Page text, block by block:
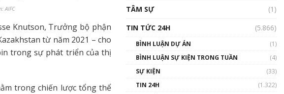
AIFC
Knutson, Trưởng bộ phận
từ năm 2021 – cho
trong sự phát triển của thị
trong chiến lược tổng thể
01:49:30
Talkshow 14: MemeCoin –
TÂM SỰ
(1)
TIN TỨC 24H
(5.866)
BÌNH LUẬN DỰ ÁN
(1)
BÌNH LUẬN SỰ KIỆN TRONG TUẦN
(4)
SỰ KIỆN
(33)
TIN 24H
(1.322)